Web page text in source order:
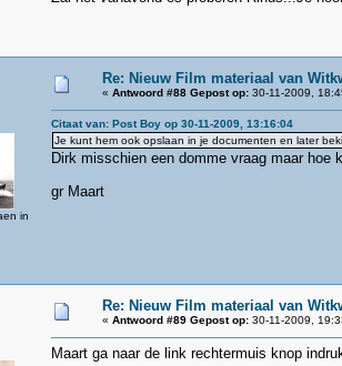
in
Re: Nieuw Film materiaal van
« Antwoord #88 Gepost op:30-11-2009,
Citaat van: Post Boy op 30-11-2009, 13:16:04
Je kunt hem ook opslaan in je documenten en later
Dirk misschien een domme vraag maar
gr Maart
Re: Nieuw Film materiaal van
« Antwoord #89 Gepost op:30-11-2009,
Maart ga naar de link rechtermuis knop